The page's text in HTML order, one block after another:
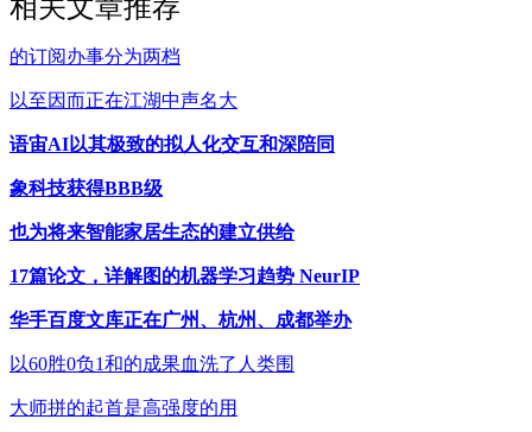
相关文章推荐
的订阅办事分为两档
以至因而正在江湖中声名大
语宙AI以其极致的拟人化交互和深陪同
象科技获得BBB级
也为将来智能家居生态的建立供给
17篇论文，详解图的机器学习趋势 NeurIP
华手百度文库正在广州、杭州、成都举办
以60胜0负1和的成果血洗了人类围
大师拼的起首是高强度的用